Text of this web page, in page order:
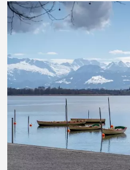
MOOS
HOLZ
ALUMINIUMVERBUND
KLEBEFOLIEN